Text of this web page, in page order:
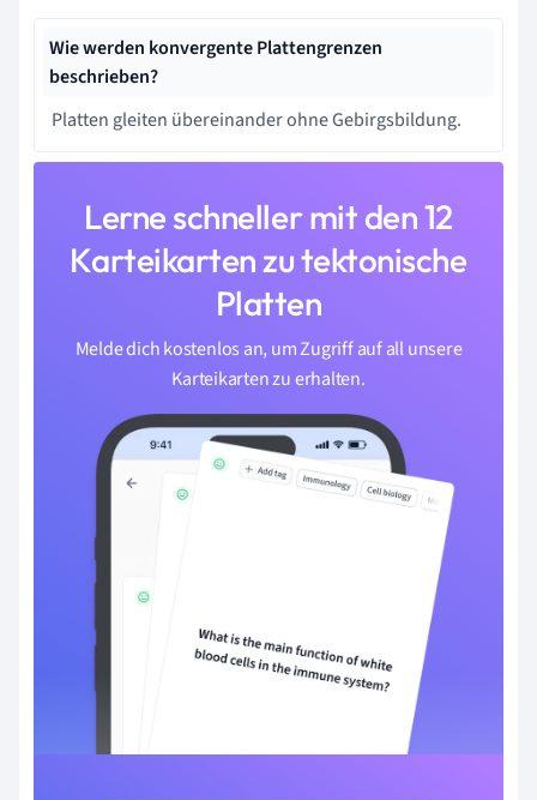
Wie werden konvergente Plattengrenzen
beschrieben?
Platten gleiten übereinander ohne Gebirgsbildung.
Lerne schneller mit den 12
Karteikarten zu tektonische
Platten
Melde dich kostenlos an, um Zugriff auf all unsere
Karteikarten zu erhalten.